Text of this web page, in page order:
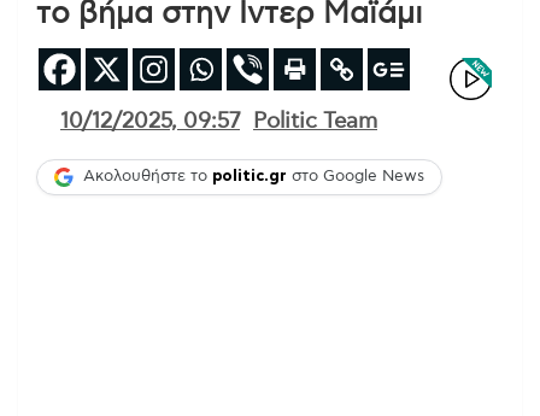
το βήμα στην Ιντερ Μαϊάμι
10/12/2025, 09:57 Politic Team
Ακολουθήστε το politic.gr στο Google News